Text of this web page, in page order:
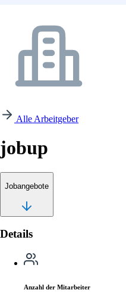
Alle Arbeitgeber
jobup
Jobangebote
Details
Anzahl der Mitarbeiter